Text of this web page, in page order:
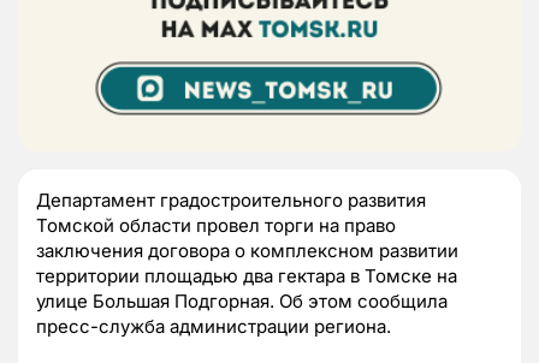
Департамент градостроительного развития
Томской области провел торги на право
заключения договора о комплексном развитии
территории площадью два гектара в Томске на
улице Большая Подгорная. Об этом сообщила
пресс-служба администрации региона.